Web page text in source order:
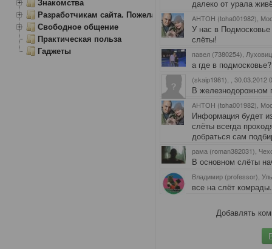
далеко от урала
АНТОН (toha001982),
У нас в
слёты!
павел (7380254),
а где в
(skaip1981), , 30.03.2012
В железнодорожном
АНТОН (toha001982),
Информация будет
слёты всегда
добраться сам
рама (roman382031),
В основном слёты
Владимир (professor),
все на слёт комрады.
Добавлять
Разработчикам сайта. Пожелания, замечания.
Свободное общение
Практическая польза
Гаджеты